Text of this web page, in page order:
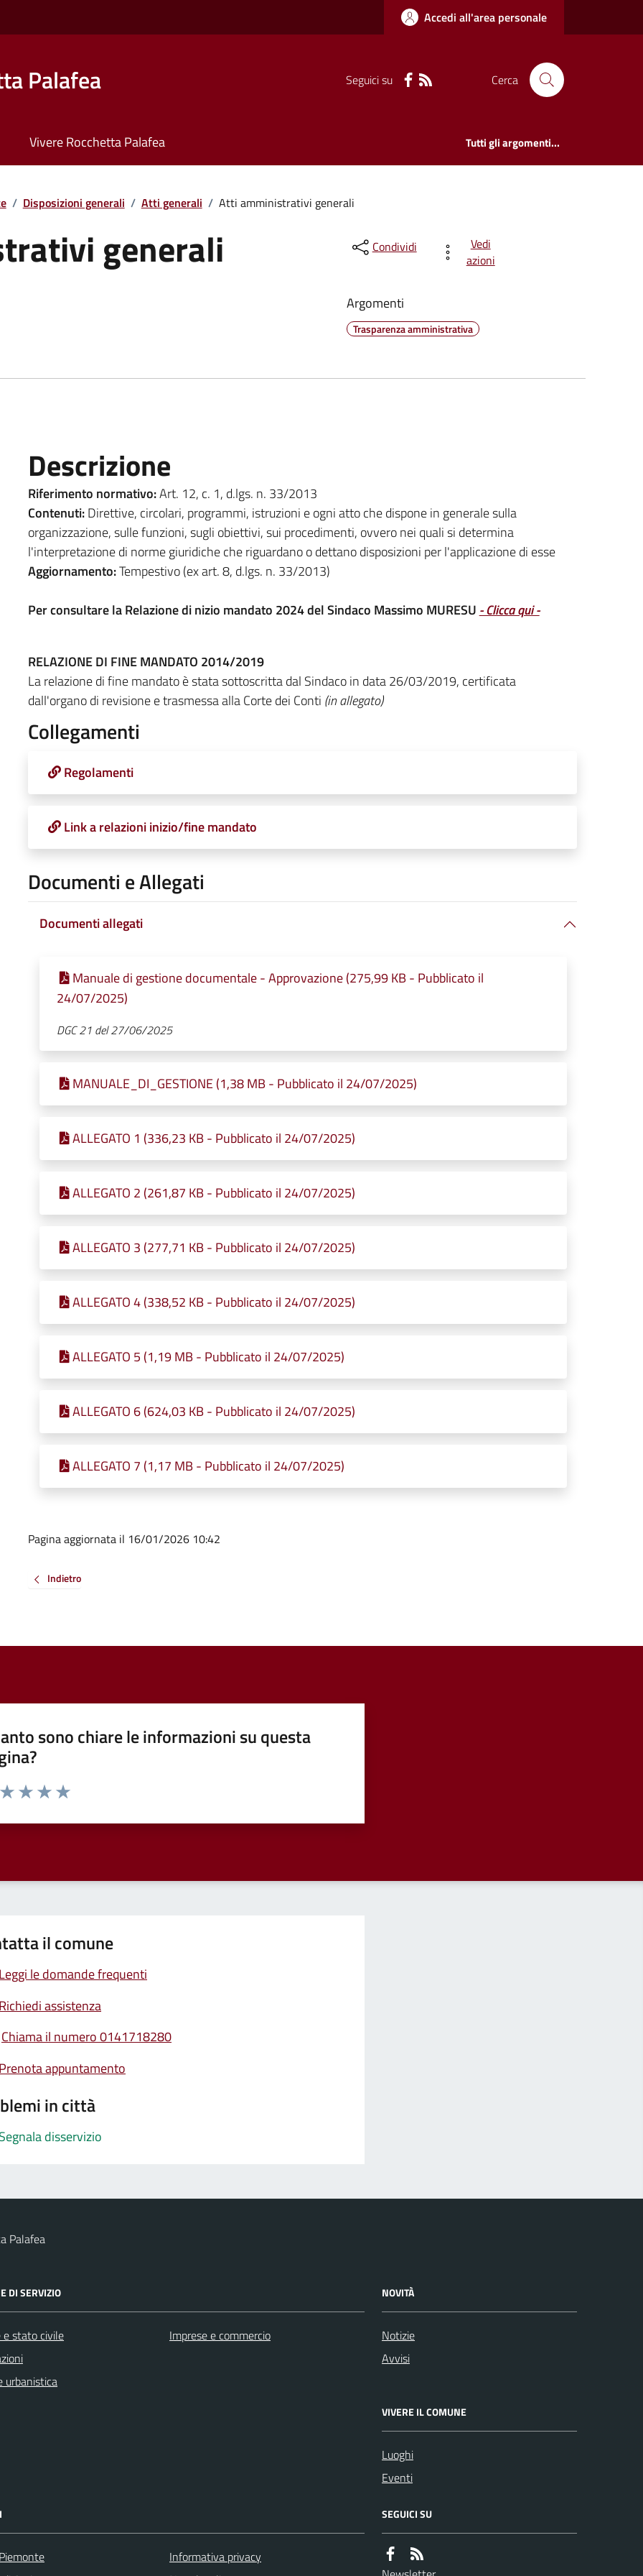
Accedi all'area personale
Palafea Seguici su Cerca
Vivere Rocchetta Palafea Tutti gli argomenti...
/ Disposizioni generali / Atti generali / Atti amministrativi generali
generali Condividi
Vedi
azioni
Argomenti
Trasparenza amministrativa
Descrizione
Riferimento normativo:Art. 12, c. 1, d.lgs. n. 33/2013
Contenuti:Direttive, circolari, programmi, istruzioni e ogni atto che dispone in generale sulla
organizzazione, sulle funzioni, sugli obiettivi, sui procedimenti, ovvero nei quali si determina
l'interpretazione di norme giuridiche che riguardano o dettano disposizioni per l'applicazione di esse
Aggiornamento:Tempestivo (ex art. 8, d.lgs. n. 33/2013)
Per consultare la Relazione di nizio mandato 2024 del Sindaco Massimo MURESU - Clicca qui -
RELAZIONE DI FINE MANDATO 2014/2019
La relazione di fine mandato è stata sottoscritta dal Sindaco in data 26/03/2019, certificata
dall'organo di revisione e trasmessa alla Corte dei Conti (in allegato)
Collegamenti
Regolamenti
Link a relazioni inizio/fine mandato
Documenti e Allegati
Documenti allegati
Manuale di gestione documentale - Approvazione (275,99 KB - Pubblicato il
24/07/2025)
DGC 21 del 27/06/2025
MANUALE_DI_GESTIONE (1,38 MB - Pubblicato il 24/07/2025)
ALLEGATO 1 (336,23 KB - Pubblicato il 24/07/2025)
ALLEGATO 2 (261,87 KB - Pubblicato il 24/07/2025)
ALLEGATO 3 (277,71 KB - Pubblicato il 24/07/2025)
ALLEGATO 4 (338,52 KB - Pubblicato il 24/07/2025)
ALLEGATO 5 (1,19 MB - Pubblicato il 24/07/2025)
ALLEGATO 6 (624,03 KB - Pubblicato il 24/07/2025)
ALLEGATO 7 (1,17 MB - Pubblicato il 24/07/2025)
Pagina aggiornata il 16/01/2026 10:42
Indietro
sono chiare le informazioni su questa
da 1 a 5 stelle la pagina
il comune
Leggi le domande frequenti
Richiedi assistenza
Chiama il numero 0141718280
Prenota appuntamento
in città
Segnala disservizio
Palafea
DI SERVIZIO
e stato civile
urbanistica
Imprese e commercio
NOVITÀ
Notizie
Avvisi
VIVERE IL COMUNE
Luoghi
Eventi
Informativa privacy
SEGUICI SU